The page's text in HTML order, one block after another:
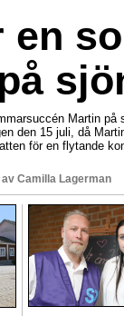
en
Martin
den 15 juli, då
för en flytande
av Camilla Lagerman